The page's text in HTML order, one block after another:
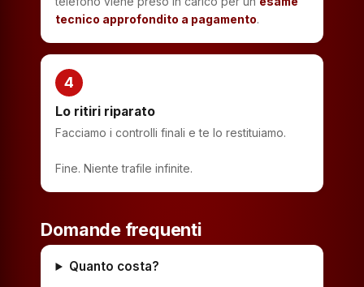
tecnico approfondito a pagamento.
4
Lo ritiri riparato
Facciamo i controlli finali e te lo restituiamo.
Fine. Niente trafile infinite.
Domande frequenti
Quanto costa?